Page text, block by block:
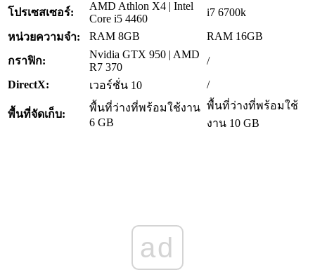
โปรเซสเซอร์:
AMD Athlon X4 | Intel
Core i5 4460
i7 6700k
หน่วยความจำ: RAM 8GB RAM 16GB
กราฟิก:
Nvidia GTX 950 | AMD
R7 370
/
DirectX:
เวอร์ชั่น 10 /
พื้นที่จัดเก็บ:
พื้นที่ว่างที่พร้อมใช้งาน
6 GB
พื้นที่ว่างที่พร้อมใช้
งาน 10 GB
ad